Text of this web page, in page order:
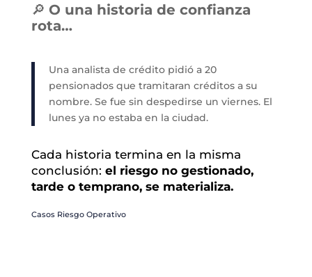
🔎 O una historia de confianza
rota…
Una analista de crédito pidió a 20
pensionados que tramitaran créditos a su
nombre. Se fue sin despedirse un viernes. El
lunes ya no estaba en la ciudad.
Cada historia termina en la misma
conclusión: el riesgo no gestionado,
tarde o temprano, se materializa.
Casos Riesgo Operativo